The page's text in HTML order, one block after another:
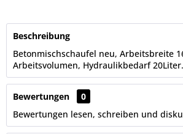
Beschreibung
Betonmischschaufel neu, Arbeitsbreite
Arbeitsvolumen, Hydraulikbedarf
Bewertungen
0
Bewertungen lesen, schreiben und